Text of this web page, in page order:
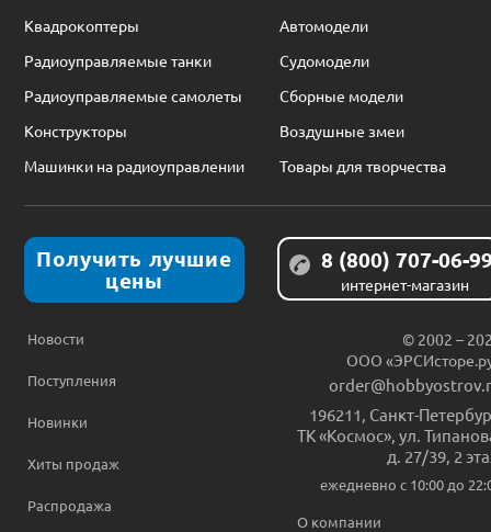
Квадрокоптеры
Автомодели
Радиоуправляемые танки
Судомодели
Радиоуправляемые самолеты
Сборные модели
Конструкторы
Воздушные змеи
Машинки на радиоуправлении
Товары для творчества
Получить лучшие
цены
8 (800) 707-06-
интернет-магазин
Новости
Поступления
Новинки
Хиты продаж
Распродажа
© 2002 –
ООО
196211 Санкт-
ТК «Космос», ул.
д. 27/39, 2
ежедневно c 10:00 до
О компании